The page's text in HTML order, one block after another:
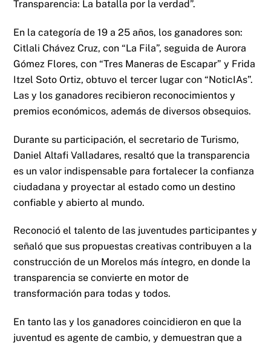
Transparencia: La batalla por la verdad”.
En la categoría de 19 a 25 años, los ganadores son:
Citlali Chávez Cruz, con “La Fila”, seguida de Aurora
Gómez Flores, con “Tres Maneras de Escapar” y Frida
Itzel Soto Ortiz, obtuvo el tercer lugar con “NoticIAs”.
Las y los ganadores recibieron reconocimientos y
premios económicos, además de diversos obsequios.
Durante su participación, el secretario de Turismo,
Daniel Altafi Valladares, resaltó que la transparencia
es un valor indispensable para fortalecer la confianza
ciudadana y proyectar al estado como un destino
confiable y abierto al mundo.
Reconoció el talento de las juventudes participantes y
señaló que sus propuestas creativas contribuyen a la
construcción de un Morelos más íntegro, en donde la
transparencia se convierte en motor de
transformación para todas y todos.
En tanto las y los ganadores coincidieron en que la
juventud es agente de cambio, y demuestran que a